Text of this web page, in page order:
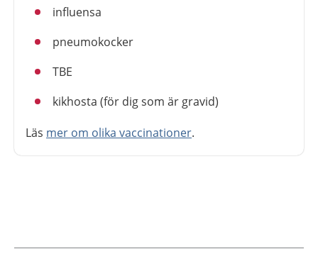
influensa
pneumokocker
TBE
kikhosta (för dig som är gravid)
Läs mer om olika vaccinationer.